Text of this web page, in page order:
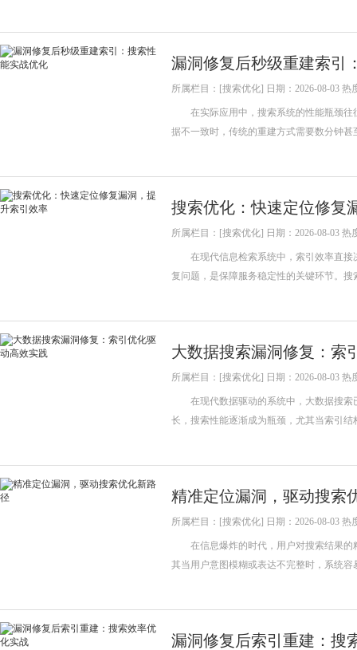
漏洞修复后秒级重建索引
所属栏目：[搜索优化] 日期：2026-08-03 热
在实际应用中，搜索系统的性能瓶颈往
据不一致时，传统的重建方式需要数分钟
搜索优化：快速定位修复
所属栏目：[搜索优化] 日期：2026-08-03 热
在现代信息检索系统中，索引效率直接
复问题，是保障服务稳定性的关键环节。
大数据搜索漏洞修复：索
所属栏目：[搜索优化] 日期：2026-08-03 热
在现代数据驱动的系统中，大数据搜索
长，搜索性能逐渐成为瓶颈，尤其当索引
精准定位漏洞，驱动搜索
所属栏目：[搜索优化] 日期：2026-08-03 热
在信息爆炸的时代，用户对搜索结果的
其当用户意图模糊或表达不完整时，系统
漏洞修复后索引重建：搜